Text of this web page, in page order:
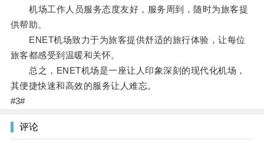
机场工作人员服务态度友好，服务周到，随时为旅客提
供帮助。
ENET机场致力于为旅客提供舒适的旅行体验，让每位
旅客都感受到温暖和关怀。
总之，ENET机场是一座让人印象深刻的现代化机场，
其便捷快速和高效的服务让人难忘。
#3#
评论